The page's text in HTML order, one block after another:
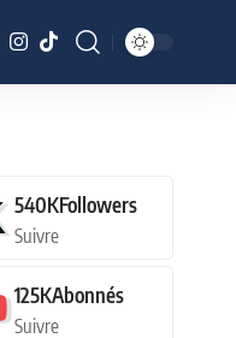
540KFollowers
Suivre
125KAbonnés
Suivre